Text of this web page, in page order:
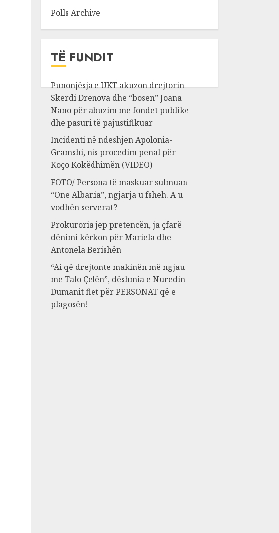
Polls Archive
TË FUNDIT
Punonjësja e UKT akuzon drejtorin
Skerdi Drenova dhe “bosen” Joana
Nano për abuzim me fondet publike
dhe pasuri të pajustifikuar
Incidenti në ndeshjen Apolonia-
Gramshi, nis procedim penal për
Koço Kokëdhimën (VIDEO)
FOTO/ Persona të maskuar sulmuan
“One Albania”, ngjarja u fsheh. A u
vodhën serverat?
Prokuroria jep pretencën, ja çfarë
dënimi kërkon për Mariela dhe
Antonela Berishën
“Ai që drejtonte makinën më ngjau
me Talo Çelën”, dëshmia e Nuredin
Dumanit flet për PERSONAT që e
plagosën!